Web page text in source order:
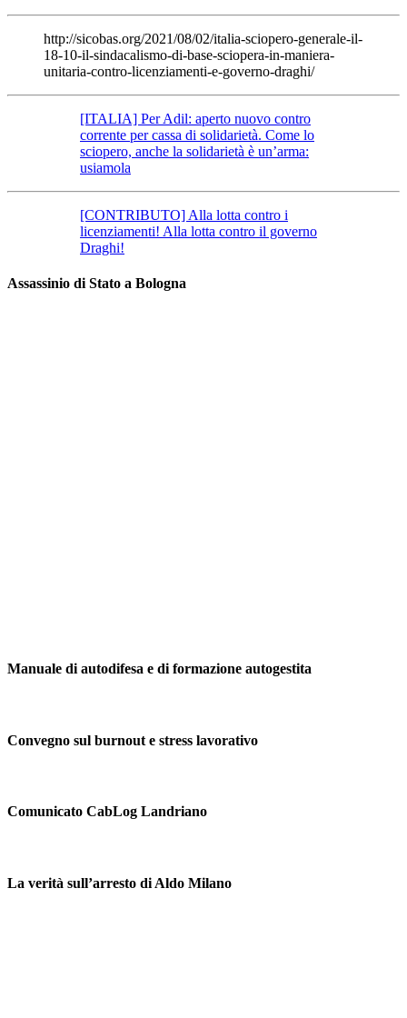
http://sicobas.org/2021/08/02/italia-sciopero-generale-il-
18-10-il-sindacalismo-di-base-sciopera-in-maniera-
unitaria-contro-licenziamenti-e-governo-draghi/
[ITALIA] Per Adil: aperto nuovo contro
corrente per cassa di solidarietà. Come lo
sciopero, anche la solidarietà è un’arma:
usiamola
[CONTRIBUTO] Alla lotta contro i
licenziamenti! Alla lotta contro il governo
Draghi!
Assassinio di Stato a Bologna
Manuale di autodifesa e di formazione autogestita
Convegno sul burnout e stress lavorativo
Comunicato CabLog Landriano
La verità sull’arresto di Aldo Milano